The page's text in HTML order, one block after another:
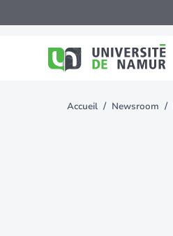
au
You
Accueil Newsroom